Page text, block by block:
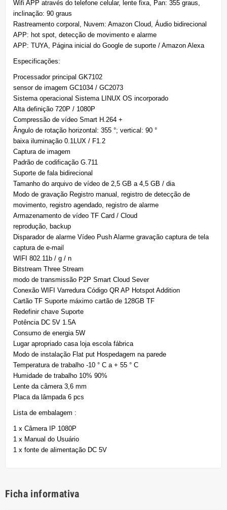
Wifi APP através do telefone celular, lente fixa, Pan: 355 graus,
inclinação: 90 graus
Rastreamento corporal, Nuvem: Amazon Cloud, Áudio bidirecional
APP: hot spot, detecção de movimento e alarme
APP: TUYA, Página inicial do Google de suporte / Amazon Alexa
Especificações:
Processador principal GK7102
sensor de imagem GC1034 / GC2073
Sistema operacional Sistema LINUX OS incorporado
Alta definição 720P / 1080P
Compressão de vídeo Smart H.264 +
Ângulo de rotação horizontal: 355 °; vertical: 90 °
baixa iluminação 0.1LUX / F1.2
Captura de imagem
Padrão de codificação G.711
Suporte de fala bidirecional
Tamanho do arquivo de vídeo de 2,5 GB a 4,5 GB / dia
Modo de gravação Registro manual, registro de detecção de
movimento, registro agendado, registro de alarme
Armazenamento de vídeo TF Card / Cloud
reprodução, backup
Disparador de alarme Vídeo Push Alarme gravação captura de tela
captura de e-mail
WIFI 802.11b / g / n
Bitstream Three Stream
modo de transmissão P2P Smart Cloud Sever
Conexão WIFI Varredura Código QR AP Hotspot Addition
Cartão TF Suporte máximo cartão de 128GB TF
Redefinir chave Suporte
Potência DC 5V 1.5A
Consumo de energia 5W
Lugar apropriado casa loja escola fábrica
Modo de instalação Flat put Hospedagem na parede
Temperatura de trabalho -10 ° C a + 55 ° C
Humidade de trabalho 10% 90%
Lente da câmera 3,6 mm
Placa da lâmpada 6 pcs
Lista de embalagem :
1 x Câmera IP 1080P
1 x Manual do Usuário
1 x fonte de alimentação DC 5V
Ficha informativa